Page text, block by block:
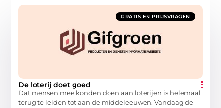
GRATIS EN PRIJSVRAGEN
De loterij doet goed
Dat mensen mee konden doen aan loterijen is helemaal
terug te leiden tot aan de middeleeuwen. Vandaag de